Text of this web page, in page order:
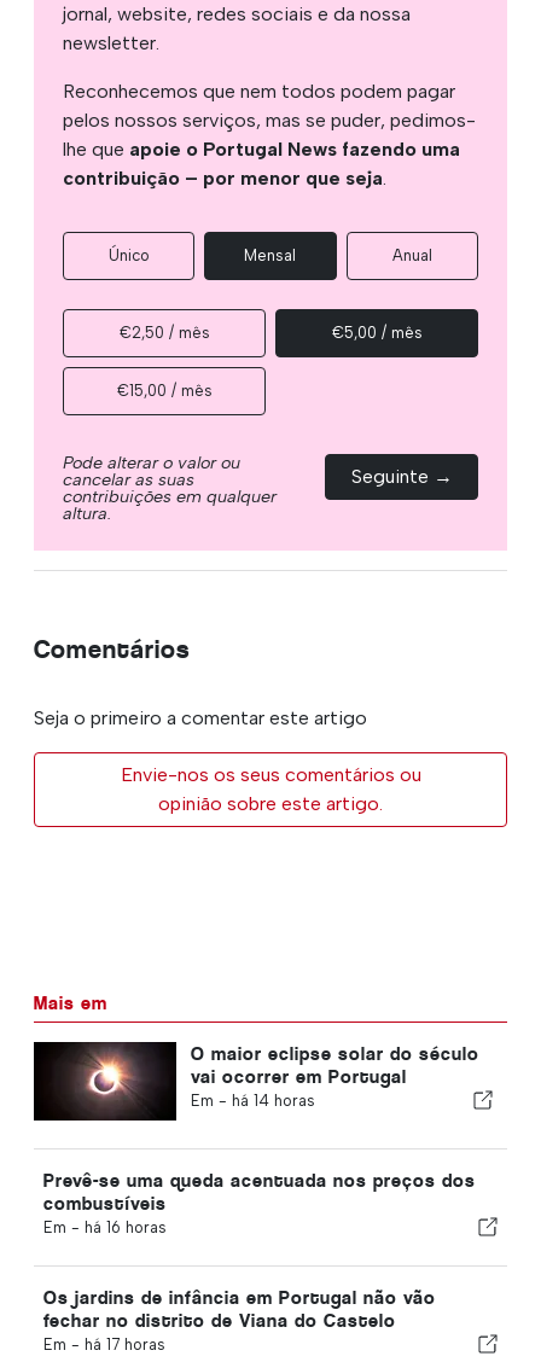
jornal, website, redes sociais e da nossa
newsletter.
Reconhecemos que nem todos podem pagar
pelos nossos serviços, mas se puder, pedimos-
lhe que apoie o Portugal News fazendo uma
contribuição – por menor que seja
Único Mensal Anual
€2,50 / mês €5,00 / mês
€15,00 / mês
Pode alterar o valor ou
cancelar as suas
contribuições em qualquer
altura.
Seguinte →
Comentários
Seja o primeiro a comentar este artigo
Envie-nos os seus comentários ou
opinião sobre este artigo.
Mais em
O maior eclipse solar do século
vai ocorrer em Portugal
Em - há 14 horas
Prevê-se uma queda acentuada nos preços dos
combustíveis
Em - há 16 horas
Os jardins de infância em Portugal não vão
fechar no distrito de Viana do Castelo
Em - há 17 horas